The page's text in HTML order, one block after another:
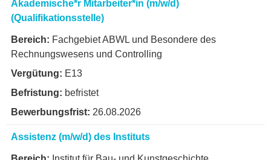
Akademische*r Mitarbeiter*in (m/w/d)
(Qualifikationsstelle)
Fachgebiet ABWL und Besondere des
Rechnungswesens und Controlling
E13
befristet
26.08.2026
Assistenz (m/w/d) des Instituts